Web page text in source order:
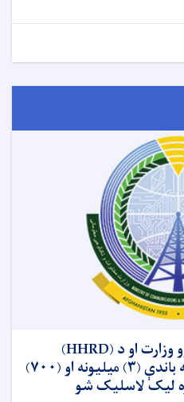
د شهیدانو او معلولینو چارو وزارت او د (HHRD)
خیریه مؤسسې ترمنځ د څه باندې (۳) میلیونه او (۷۰۰)
لیک لاسلیک شو